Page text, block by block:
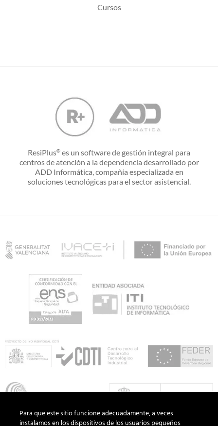
Cursos
ResiPlus® es un software de gestión integral para
centros de atención a la dependencia desarrollado por
ADD Informática, compañía especializada en
soluciones tecnológicas para el sector asistencial.
Para que este sitio funcione adecuadamente, a veces
instalamos en los dispositivos de los usuarios pequeños